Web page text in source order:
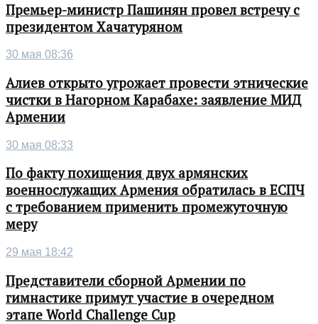
Премьер-министр Пашинян провел встречу с
президентом Хачатуряном
30 мая 08:36
Алиев открыто угрожает провести этнические
чистки в Нагорном Карабахе: заявление МИД
Армении
30 мая 08:33
По факту похищения двух армянских
военнослужащих Армения обратилась в ЕСПЧ
с требованием применить промежуточную
меру
29 мая 18:42
Представители сборной Армении по
гимнастике примут участие в очередном
этапе World Challenge Cup